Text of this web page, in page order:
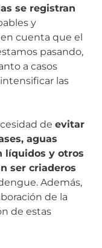
se registran
y
cuenta que el
pasando,
a casos
las
de evitar
aguas
líquidos y otros
ser criaderos
Además,
de la
de estas